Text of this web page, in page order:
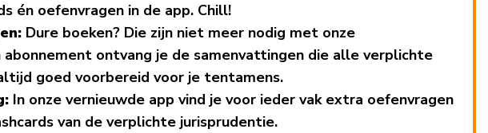
én oefenvragen in de app. Chill!
Dure boeken? Die zijn niet meer nodig met onze
ontvang je de samenvattingen die alle verplichte
goed voorbereid voor je tentamens.
In onze vernieuwde app vind je voor ieder vak extra oefenvragen
van de verplichte jurisprudentie.